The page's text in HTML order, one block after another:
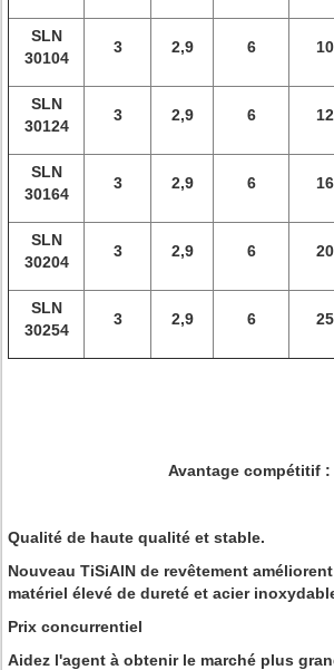
SLN
30104
3 2,9 6 10
SLN
30124
3 2,9 6 12
SLN
30164
3 2,9 6 16
SLN
30204
3 2,9 6 20
SLN
30254
3 2,9 6 25
Avantage compétitif :
Qualité de haute qualité et stable.
Nouveau TiSiAlN de revêtement
matériel élevé de dureté et acier
Prix concurrentiel
Aidez l'agent à obtenir le marché plus